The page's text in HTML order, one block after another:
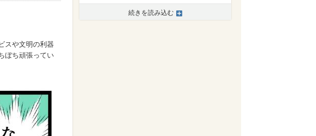
スや文明の利器
ぼち頑張ってい
続きを読み込む